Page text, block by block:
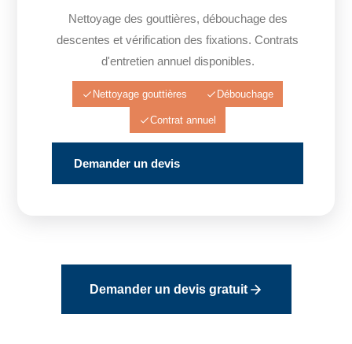
Nettoyage des gouttières, débouchage des
descentes et vérification des fixations. Contrats
d'entretien annuel disponibles.
Nettoyage gouttières Débouchage
Contrat annuel
Demander un devis
Demander un devis gratuit